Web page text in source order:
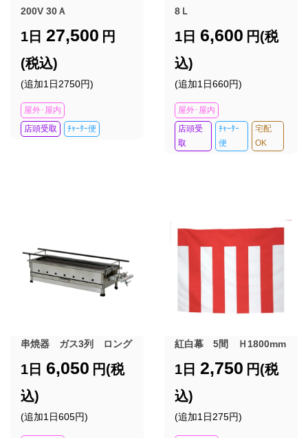
200V 30Ａ
1日 27,500 円
(税込)
(追加1日2750円)
屋外･屋内
店頭受取
ﾁｬｰﾀｰ便
8Ｌ
1日 6,600 円(税
込)
(追加1日660円)
屋外･屋内
店頭受
取
ﾁｬｰﾀｰ
便
宅配
OK
串焼器 ガス3列 ロング
1日 6,050 円(税
込)
(追加1日605円)
紅白幕 5間 Ｈ1800mm
1日 2,750 円(税
込)
(追加1日275円)